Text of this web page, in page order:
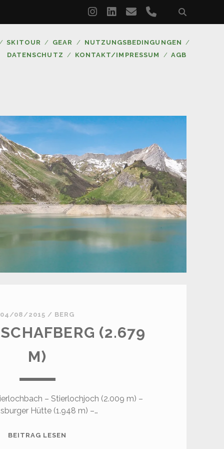
instagram
linkedin
emailphone
SKITOUR GEAR
NUTZUNGSBEDINGUNGEN
DATENSCHUTZ
KONTAKT/IMPRESSUM AGB
04/08/2015 / BERG
(2.679
M)
– Stierlochjoch (2.009 m) –
Hütte (1.948 m) –…
BEITRAG LESEN